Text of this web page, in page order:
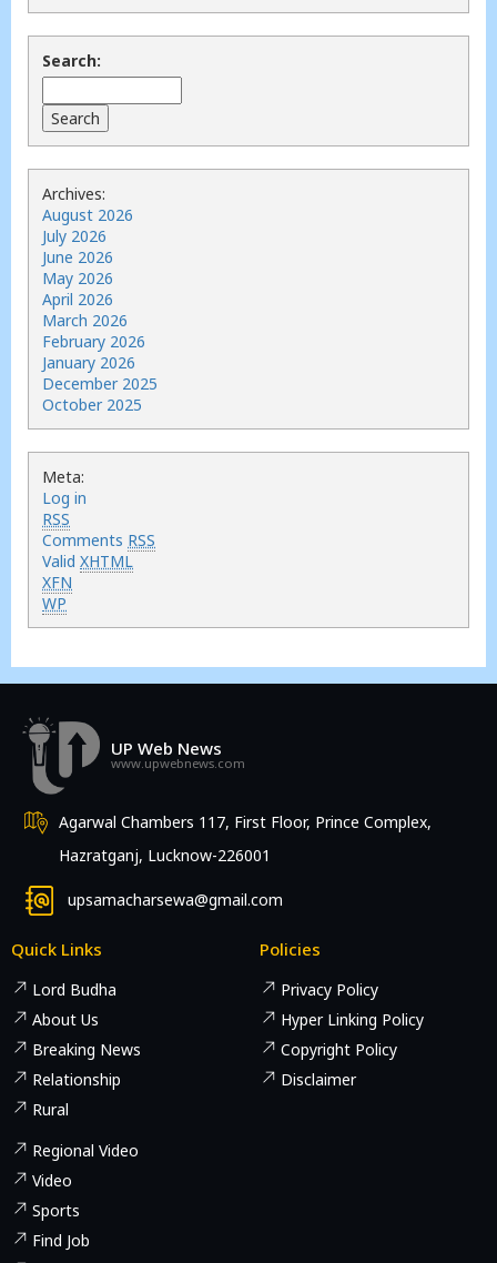
Search:
Archives:
August 2026
July 2026
June 2026
May 2026
April 2026
March 2026
February 2026
January 2026
December 2025
October 2025
Meta:
Log in
RSS
Comments RSS
Valid XHTML
XFN
WP
UP Web News
www.upwebnews.com
Agarwal Chambers 117, First Floor, Prince Complex,
Hazratganj, Lucknow-226001
upsamacharsewa@gmail.com
Quick Links
Lord Budha
About Us
Breaking News
Relationship
Rural
Regional Video
Video
Sports
Find Job
Policies
Privacy Policy
Hyper Linking Policy
Copyright Policy
Disclaimer